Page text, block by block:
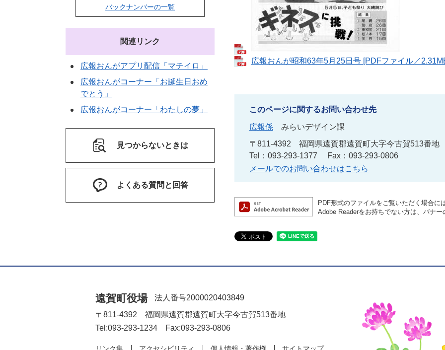
広報おんが昭和63年5月25日号 [PDFファイル／
このページに関するお問い合わせ先
広報係
みらいデザイン課
〒811-4392
福岡県遠賀郡遠賀町大字今古賀513番地
Tel：093-293-1377
Fax：093-293-0806
メールでのお問い合わせはこちら
PDF形式のファイルをご覧いただく場合に
Adobe Readerをお持ちでない方は、バナ
バックナンバーの一覧
関連リンク
広報おんがアプリ配信「マチイロ」
広報おんがコーナー「お誕生日おめ
でとう」
広報おんがコーナー「わたしの夢」
見つからないときは
よくある質問と回答
遠賀町役場
法人番号2000020403849
〒811-4392 福岡県遠賀郡遠賀町大字今古賀513番地
Tel:093-293-1234 Fax:093-293-0806
リンク集 アクセシビリティ 個人情報・著作権 サイトマップ